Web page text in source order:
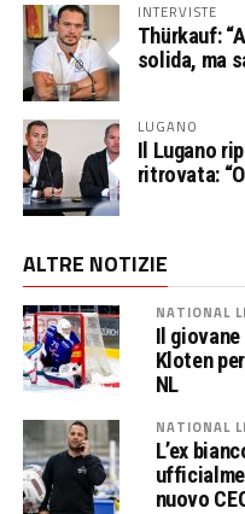
INTERVISTE
Thürkauf:
solida, ma
LUGANO
Il Lugano
ritrovata:
ALTRE NOTIZIE
NATIONAL
Il giovane
Kloten
NL
NATIONAL
L’ex
nuovo